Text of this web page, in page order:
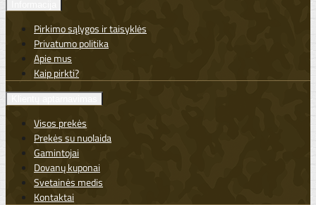
Pirkimo sąlygos ir taisyklės
Privatumo politika
Apie mus
Kaip pirkti?
Visos prekės
Prekės su nuolaida
Gamintojai
Dovanų kuponai
Svetainės medis
Kontaktai